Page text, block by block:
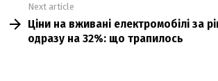
Next article
Ціни на вживані електромобілі за
одразу на 32%: що трапилось